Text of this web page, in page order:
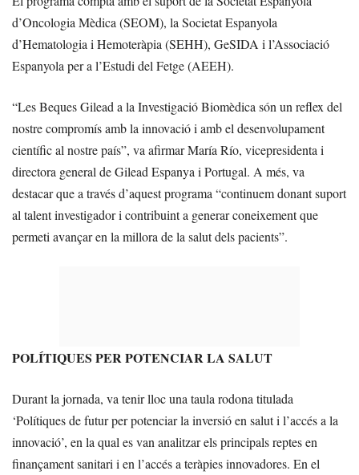
d’Oncologia Mèdica (SEOM), la Societat Espanyola
d’Hematologia i Hemoteràpia (SEHH), GeSIDA i l’Associació
Espanyola per a l’Estudi del Fetge (AEEH).
“Les Beques Gilead a la Investigació Biomèdica són un reflex del
nostre compromís amb la innovació i amb el desenvolupament
científic al nostre país”, va afirmar María Río, vicepresidenta i
directora general de Gilead Espanya i Portugal. A més, va
destacar que a través d’aquest programa “continuem donant suport
al talent investigador i contribuint a generar coneixement que
permeti avançar en la millora de la salut dels pacients”.
POLÍTIQUES PER POTENCIAR LA SALUT
Durant la jornada, va tenir lloc una taula rodona titulada
‘Polítiques de futur per potenciar la inversió en salut i l’accés a la
innovació’, en la qual es van analitzar els principals reptes en
finançament sanitari i en l’accés a teràpies innovadores. En el